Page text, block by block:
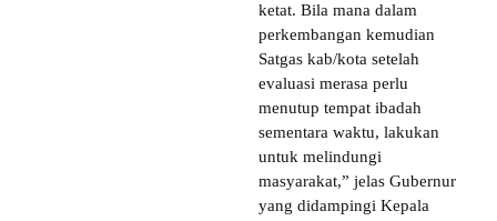
ketat. Bila mana dalam
perkembangan kemudian
Satgas kab/kota setelah
evaluasi merasa perlu
menutup tempat ibadah
sementara waktu, lakukan
untuk melindungi
masyarakat,” jelas Gubernur
yang didampingi Kepala